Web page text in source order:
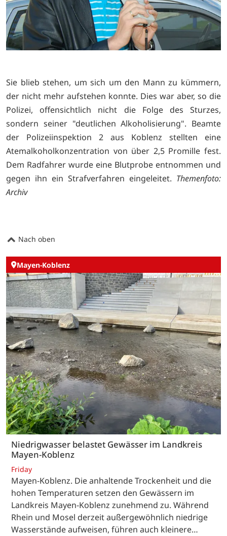
Sie blieb stehen, um sich um den Mann zu kümmern,
der nicht mehr aufstehen konnte. Dies war aber, so die
Polizei, offensichtlich nicht die Folge des Sturzes,
sondern seiner "deutlichen Alkoholisierung". Beamte
der Polizeiinspektion 2 aus Koblenz stellten eine
Atemalkoholkonzentration von über 2,5 Promille fest.
Dem Radfahrer wurde eine Blutprobe entnommen und
gegen ihn ein Strafverfahren eingeleitet. Themenfoto:
Archiv
Nach oben
Mayen-Koblenz
Niedrigwasser belastet Gewässer im Landkreis
Mayen-Koblenz
Friday
Mayen-Koblenz. Die anhaltende Trockenheit und die
hohen Temperaturen setzen den Gewässern im
Landkreis Mayen-Koblenz zunehmend zu. Während
Rhein und Mosel derzeit außergewöhnlich niedrige
Wasserstände aufweisen, führen auch kleinere…